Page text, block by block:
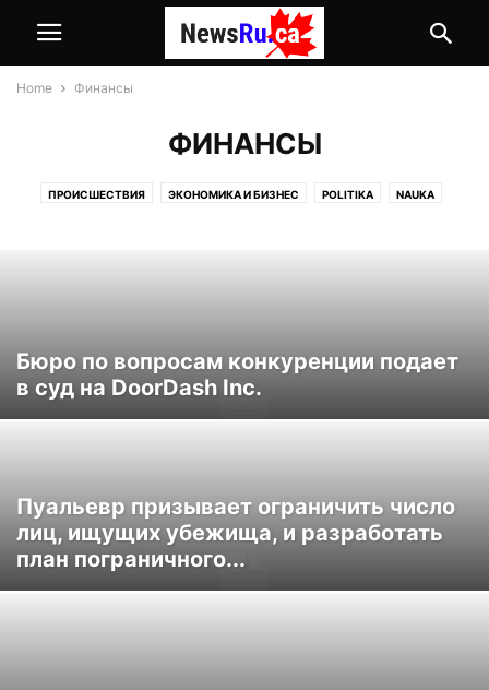
Home Финансы
ФИНАНСЫ
ПРОИСШЕСТВИЯ ЭКОНОМИКА И БИЗНЕС POLITIKA NAUKA
Бюро по вопросам конкуренции подает
в суд на DoorDash Inc.
Пуальевр призывает ограничить число
лиц, ищущих убежища, и разработать
план пограничного...